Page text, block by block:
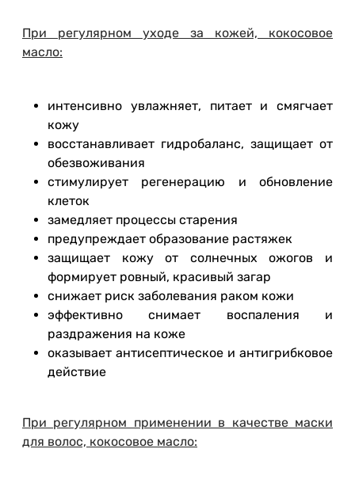
При регулярном уходе за кожей, кокосовое
масло:
интенсивно увлажняет, питает и смягчает
кожу
восстанавливает гидробаланс, защищает от
обезвоживания
стимулирует регенерацию и обновление
клеток
замедляет процессы старения
предупреждает образование растяжек
защищает кожу от солнечных ожогов и
формирует ровный, красивый загар
снижает риск заболевания раком кожи
эффективно снимает воспаления и
раздражения на коже
оказывает антисептическое и антигрибковое
действие
При регулярном применении в качестве маски
для волос, кокосовое масло: